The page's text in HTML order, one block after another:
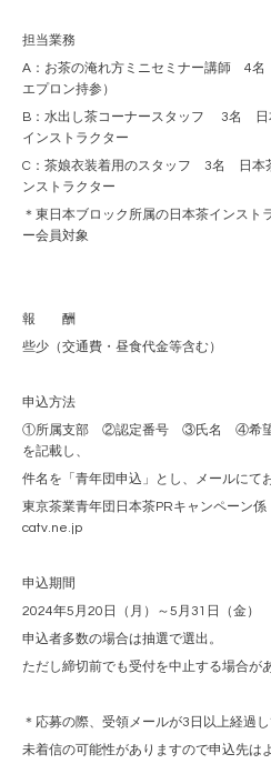
担当業務
A：お茶の淹れ方ミニセミナー講師 4
エプロン持参）
B：水出し茶コーナースタッフ 3名 日
インストラクター
C：茶娘衣装着用のスタッフ 3名 日本
ンストラクター
＊東日本ブロック所属の日本茶インスト
ー会員対象
報 酬
些少（交通費・昼食代金等含む）
申込方法
①所属支部 ②認定番号 ③氏名 ④希望
を記載し、
件名を「青年団申込」とし、メールにて
東京茶業青年団日本茶PRキャンペーン
catv.ne.jp
申込期間
2024年5月20日（月）～5月31日（金）
申込者多数の場合は抽選で選出。
ただし締切前でも受付を中止する場合が
＊応募の際、受領メールが3日以上経過
未着信の可能性がありますので申込先は